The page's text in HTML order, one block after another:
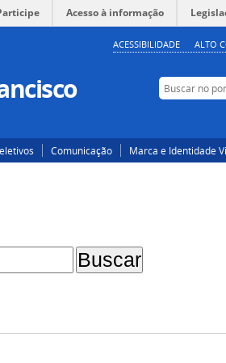
Acesso à informação
ACESSIBILIDADE ALTO
Buscar no portal
Comunicação Marca e Identidade